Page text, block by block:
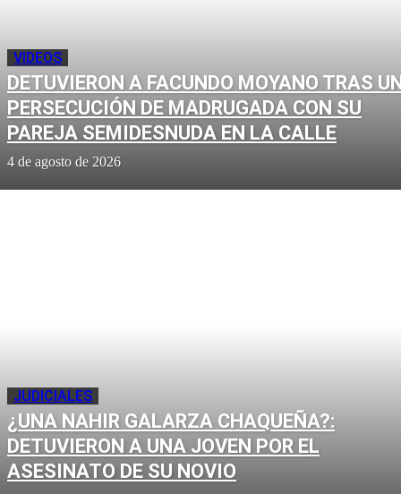
VIDEOS
DETUVIERON A FACUNDO MOYANO TRAS
PERSECUCIÓN DE MADRUGADA CON SU
PAREJA SEMIDESNUDA EN LA CALLE
4 de agosto de 2026
JUDICIALES
¿UNA NAHIR GALARZA CHAQUEÑA?:
DETUVIERON A UNA JOVEN POR EL
ASESINATO DE SU NOVIO